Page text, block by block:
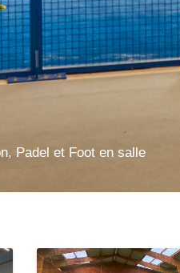
Padel et Foot en salle